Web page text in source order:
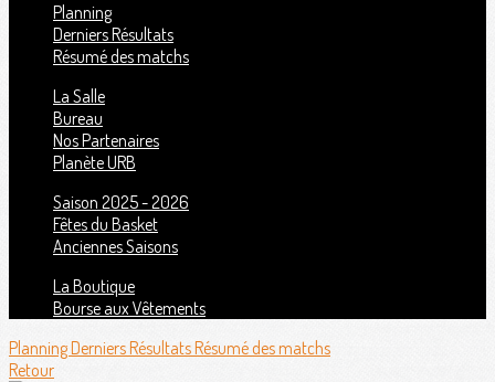
Planning
Derniers Résultats
Résumé des matchs
La Salle
Bureau
Nos Partenaires
Planète URB
Saison 2025 - 2026
Fêtes du Basket
Anciennes Saisons
La Boutique
Bourse aux Vêtements
PlanningDerniers RésultatsRésumé des matchs
Retour